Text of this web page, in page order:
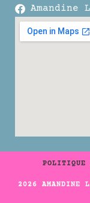
Amandine
POLITIQUE
2026 AMANDINE